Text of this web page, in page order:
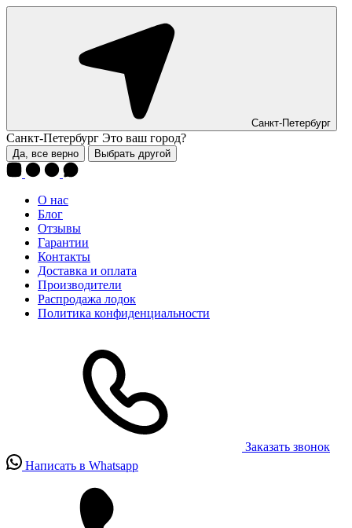
Санкт-Петербург
Санкт-Петербург Это ваш город?
Да, все верно Выбрать другой
О нас
Блог
Отзывы
Гарантии
Контакты
Доставка и оплата
Производители
Распродажа лодок
Политика конфиденциальности
Заказать звонок
Написать в Whatsapp